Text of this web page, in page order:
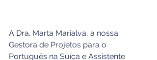
A Dra. Marta Marialva, a nossa
Gestora de Projetos para o
Português na Suíça e Assistente